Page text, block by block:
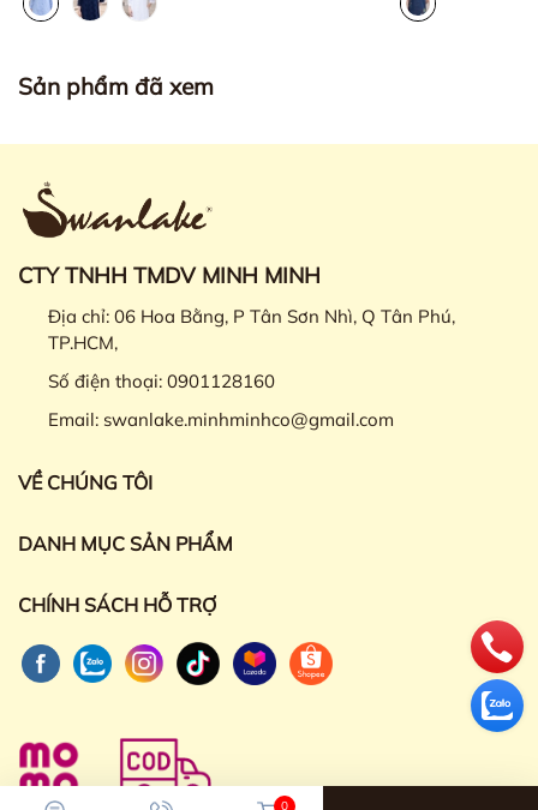
Sản phẩm đã xem
CTY TNHH TMDV MINH MINH
Địa chỉ: 06 Hoa Bằng, P Tân Sơn Nhì, Q Tân Phú,
TP.HCM,
Số điện thoại: 0901128160
Email: swanlake.minhminhco@gmail.com
VỀ CHÚNG TÔI
DANH MỤC SẢN PHẨM
CHÍNH SÁCH HỖ TRỢ
0